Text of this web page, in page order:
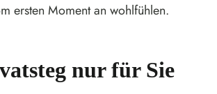
ersten Moment an wohlfühlen.
nur für Sie